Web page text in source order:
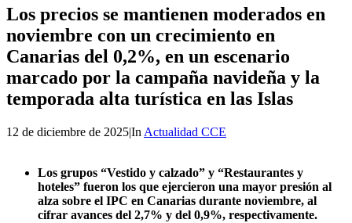
Los precios se mantienen moderados en
noviembre con un crecimiento en
Canarias del 0,2%, en un escenario
marcado por la campaña navideña y la
temporada alta turística en las Islas
12 de diciembre de 2025|In Actualidad CCE
Los grupos “Vestido y calzado” y “Restaurantes y
hoteles” fueron los que ejercieron una mayor presión al
alza sobre el IPC en Canarias durante noviembre, al
cifrar avances del 2,7% y del 0,9%, respectivamente.